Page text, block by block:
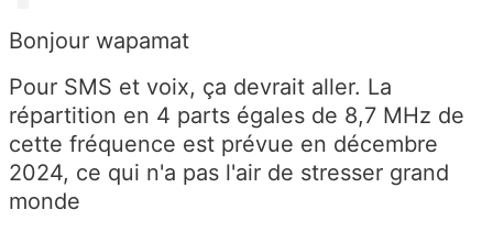
Bonjour wapamat
Pour SMS et voix, ça devrait aller. La
répartition en 4 parts égales de 8,7 MHz de
cette fréquence est prévue en décembre
2024, ce qui n'a pas l'air de stresser grand
monde